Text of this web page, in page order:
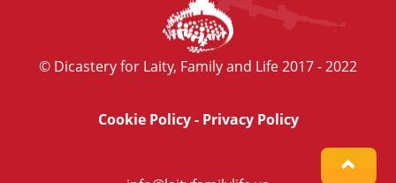
© Dicastery for Laity, Family and Life 2017 - 2022
Cookie Policy- Privacy Policy